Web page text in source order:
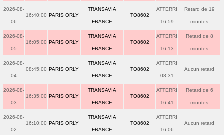
2026-08-
06
16:40:00 PARIS ORLY
TRANSAVIA
FRANCE
TO8602
ATTERRI
16:59
Retard de 19
minutes
2026-08-
05
16:05:00 PARIS ORLY
TRANSAVIA
FRANCE
TO8602
ATTERRI
16:13
Retard de 8
minutes
2026-08-
04
08:45:00 PARIS ORLY
TRANSAVIA
FRANCE
TO8602
ATTERRI
08:31
Aucun retard
2026-08-
03
16:35:00 PARIS ORLY
TRANSAVIA
FRANCE
TO8602
ATTERRI
16:41
Retard de 6
minutes
2026-08-
02
16:10:00 PARIS ORLY
TRANSAVIA
FRANCE
TO8602
ATTERRI
16:06
Aucun retard